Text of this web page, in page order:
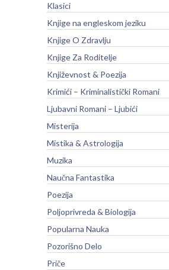
Klasici
Knjige na engleskom jeziku
Knjige O Zdravlju
Knjige Za Roditelje
Književnost & Poezija
Krimići – Kriminalistički Romani
Ljubavni Romani – Ljubići
Misterija
Mistika & Astrologija
Muzika
Naučna Fantastika
Poezija
Poljoprivreda & Biologija
Popularna Nauka
Pozorišno Delo
Priče